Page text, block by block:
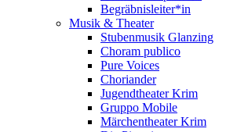
Begräbnisleiter*in
Musik & Theater
Stubenmusik Glanzing
Choram publico
Pure Voices
Choriander
Jugendtheater Krim
Gruppo Mobile
Märchentheater Krim